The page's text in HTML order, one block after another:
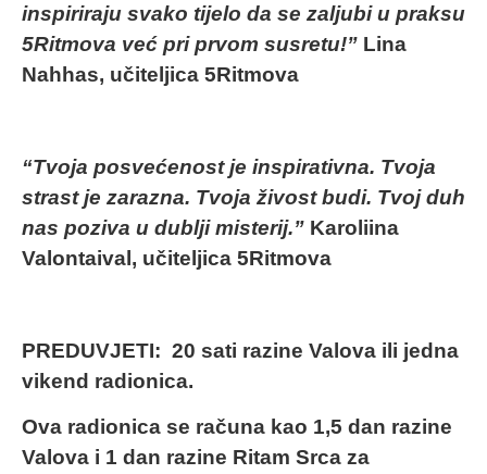
inspiriraju svako tijelo da se zaljubi u praksu
5Ritmova već pri prvom susretu!” Lina
Nahhas, učiteljica 5Ritmova
“Tvoja posvećenost je inspirativna. Tvoja
strast je zarazna. Tvoja živost budi. Tvoj duh
nas poziva u dublji misterij.” Karoliina
Valontaival, učiteljica 5Ritmova
PREDUVJETI: 20 sati razine Valova ili jedna
vikend radionica.
Ova radionica se računa kao 1,5 dan razine
Valova i 1 dan razine Ritam Srca za